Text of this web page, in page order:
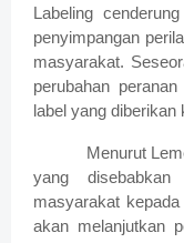
Labeling
penyimpangan
masyarakat.
perubahan
label yang diberikan
Menurut
yang
masyarakat
akan melanjutkan